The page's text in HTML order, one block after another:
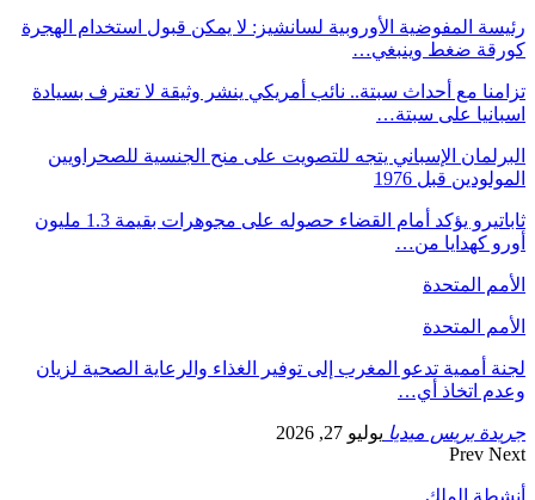
رئيسة المفوضية الأوروبية لسانشيز: لا يمكن قبول استخدام الهجرة
كورقة ضغط وينبغي…
تزامنا مع أحداث سبتة.. نائب أمريكي ينشر وثيقة لا تعترف بسيادة
اسبانيا على سبتة…
البرلمان الإسباني يتجه للتصويت على منح الجنسية للصحراويين
المولودين قبل 1976
ثاباتيرو يؤكد أمام القضاء حصوله على مجوهرات بقيمة 1.3 مليون
أورو كهدايا من…
الأمم المتحدة
الأمم المتحدة
لجنة أممية تدعو المغرب إلى توفير الغذاء والرعاية الصحية لزيان
وعدم اتخاذ أي…
جريدة بريس ميديا يوليو 27, 2026
Prev Next
أنشطة الملك